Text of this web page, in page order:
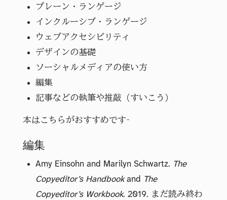
プレーン・ランゲージ
インクルーシブ・ランゲージ
ウェブアクセシビリティ
デザインの基礎
ソーシャルメディアの使い方
編集
記事などの執筆や推敲（すいこう）
本はこちらがおすすめです→
編集
Amy Einsohn and Marilyn Schwartz. The
Copyeditor’s Handbookand The
Copyeditor’s Workbook. 2019. まだ読み終わ